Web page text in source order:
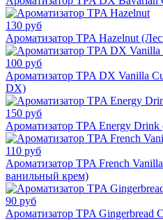
130 руб
Ароматизатор TPA Hazelnut
100 руб
Ароматизатор TPA DX Vanilla
DX)
150 руб
Ароматизатор TPA Energy
110 руб
Ароматизатор TPA French
ванильный крем)
90 руб
Ароматизатор TPA Gingerbread